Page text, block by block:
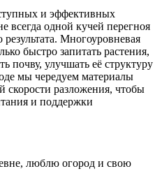
и эффективных
всегда одной кучей перегноя
Многоуровневая
быстро запитать растения,
почву, улучшать её структуру
мы чередуем материалы
скорости разложения, чтобы
и поддержки
люблю огород и свою